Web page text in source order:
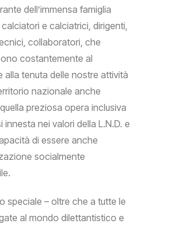
dell’immensa famiglia
e calciatrici, dirigenti,
collaboratori, che
costantemente al
alla tenuta delle nostre attività
nazionale anche
preziosa opera inclusiva
innesta nei valori della L.N.D. e
di essere anche
socialmente
speciale – oltre che a tutte le
al mondo dilettantistico e